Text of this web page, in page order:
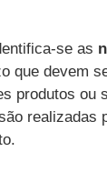
se as
que devem
produtos ou
realizadas